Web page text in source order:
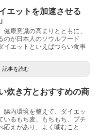
エットを加速させる
健康意識の高まりとともに、
のが日本人のソウルフード
イエットといえばつらい食事
記事を読む
炊き方とおすすめの商
腸内環境を整えて、ダイエッ
いるもち麦。もちもち、プチ
応えがあり、よく噛むこと